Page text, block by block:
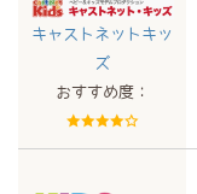
キャストネットキッ
ズ
おすすめ度：